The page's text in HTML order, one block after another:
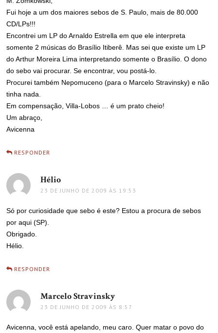
Fui hoje a um dos maiores sebos de S. Paulo, mais de 80.000
CD/LPs!!!
Encontrei um LP do Arnaldo Estrella em que ele interpreta
somente 2 músicas do Brasílio Itiberê. Mas sei que existe um LP
do Arthur Moreira Lima interpretando somente o Brasílio. O dono
do sebo vai procurar. Se encontrar, vou postá-lo.
Procurei também Nepomuceno (para o Marcelo Stravinsky) e não
tinha nada.
Em compensação, Villa-Lobos … é um prato cheio!
Um abraço,
Avicenna
RESPONDER
Hélio
23 DE JUNHO DE 2009 ÀS 19:53
Só por curiosidade que sebo é este? Estou a procura de sebos
por aqui (SP).
Obrigado.
Hélio.
RESPONDER
Marcelo Stravinsky
23 DE JUNHO DE 2009 ÀS 8:57
Avicenna, você está apelando, meu caro. Quer matar o povo do